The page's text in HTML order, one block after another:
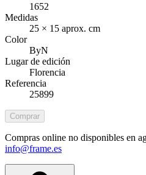
1652
Medidas
25 × 15 aprox. cm
Color
ByN
Lugar de edición
Florencia
Referencia
25899
Comprar
Compras online no disponibles en
info@frame.es